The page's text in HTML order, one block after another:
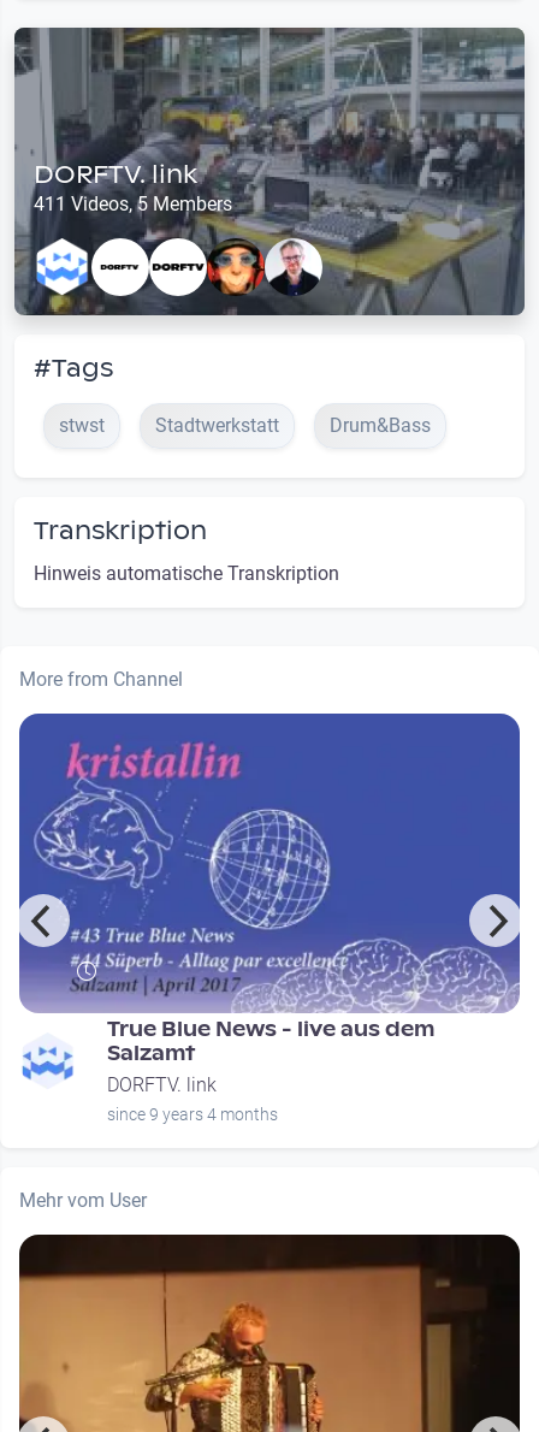
DORFTV. link
411 Videos, 5 Members
#Tags
stwst Stadtwerkstatt Drum&Bass
Transkription
Hinweis automatische Transkription
More from Channel
True Blue News - live aus dem
Salzamt
DORFTV. link
since 9 years 4 months
Mehr vom User